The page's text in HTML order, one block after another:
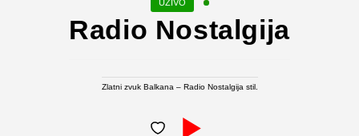
Radio Nostalgija
Zlatni zvuk Balkana – Radio Nostalgija stil.